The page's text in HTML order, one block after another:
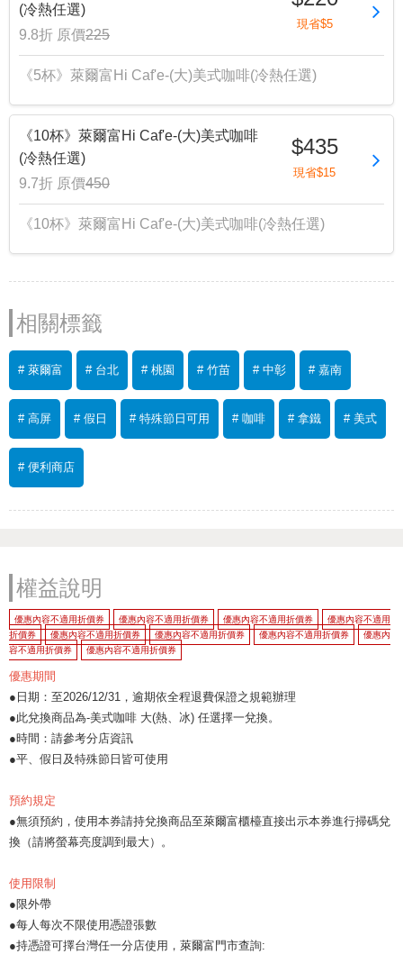
(冷熱任選)
9.8折 原價225
現省$5
《5杯》萊爾富Hi Caf'e-(大)美式咖啡(冷熱任選)
《10杯》萊爾富Hi Caf'e-(大)美式咖啡
(冷熱任選)
9.7折 原價450
$435
現省$15
《10杯》萊爾富Hi Caf'e-(大)美式咖啡(冷熱任選)
相關標籤
# 萊爾富 # 台北 # 桃園 # 竹苗 # 中彰 # 嘉南
# 高屏 # 假日 # 特殊節日可用 # 咖啡 # 拿鐵 # 美式
# 便利商店
權益說明
優惠內容不適用折價券 優惠內容不適用折價券 優惠內容不適用折價券
優惠內容不適用
折價券
優惠內容不適用折價券 優惠內容不適用折價券 優惠內容不適用折價券
優惠內
容不適用折價券
優惠內容不適用折價券
優惠期間
●日期：至2026/12/31，逾期依全程退費保證之規範辦理
●此兌換商品為-美式咖啡 大(熱、冰) 任選擇一兌換。
●時間：請參考分店資訊
●平、假日及特殊節日皆可使用
預約規定
●無須預約，使用本券請持兌換商品至萊爾富櫃檯直接出示本券進行掃碼兌
換（請將螢幕亮度調到最大）。
使用限制
●限外帶
●每人每次不限使用憑證張數
●持憑證可擇台灣任一分店使用，萊爾富門市查詢: